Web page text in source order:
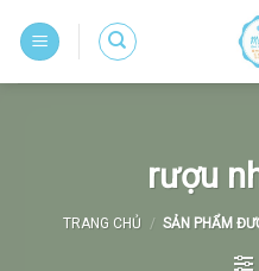
rượu
TRANG CHỦ / SẢN PHẨM